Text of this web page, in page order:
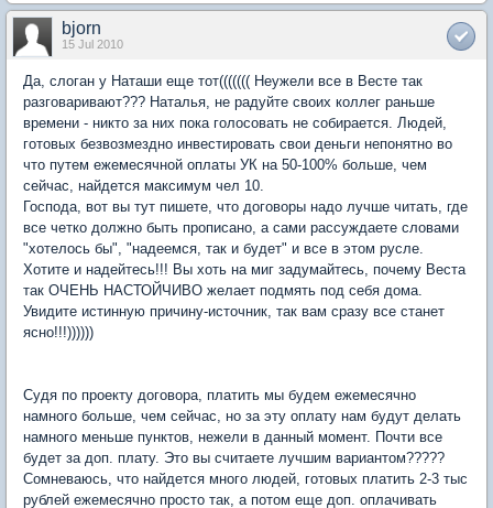
bjorn
15 Jul 2010
Да, слоган у Наташи еще тот((((((( Неужели все в Весте так
разговаривают??? Наталья, не радуйте своих коллег раньше
времени - никто за них пока голосовать не собирается. Людей,
готовых безвозмездно инвестировать свои деньги непонятно во
что путем ежемесячной оплаты УК на 50-100% больше, чем
сейчас, найдется максимум чел 10.
Господа, вот вы тут пишете, что договоры надо лучше читать, где
все четко должно быть прописано, а сами рассуждаете словами
"хотелось бы", "надеемся, так и будет" и все в этом русле.
Хотите и надейтесь!!! Вы хоть на миг задумайтесь, почему Веста
так ОЧЕНЬ НАСТОЙЧИВО желает подмять под себя дома.
Увидите истинную причину-источник, так вам сразу все станет
ясно!!!))))))
Судя по проекту договора, платить мы будем ежемесячно
намного больше, чем сейчас, но за эту оплату нам будут делать
намного меньше пунктов, нежели в данный момент. Почти все
будет за доп. плату. Это вы считаете лучшим вариантом?????
Сомневаюсь, что найдется много людей, готовых платить 2-3 тыс
рублей ежемесячно просто так, а потом еще доп. оплачивать